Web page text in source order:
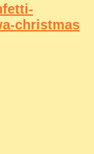
christmas